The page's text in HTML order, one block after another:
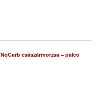
NoCarb császármorzsa – paleo